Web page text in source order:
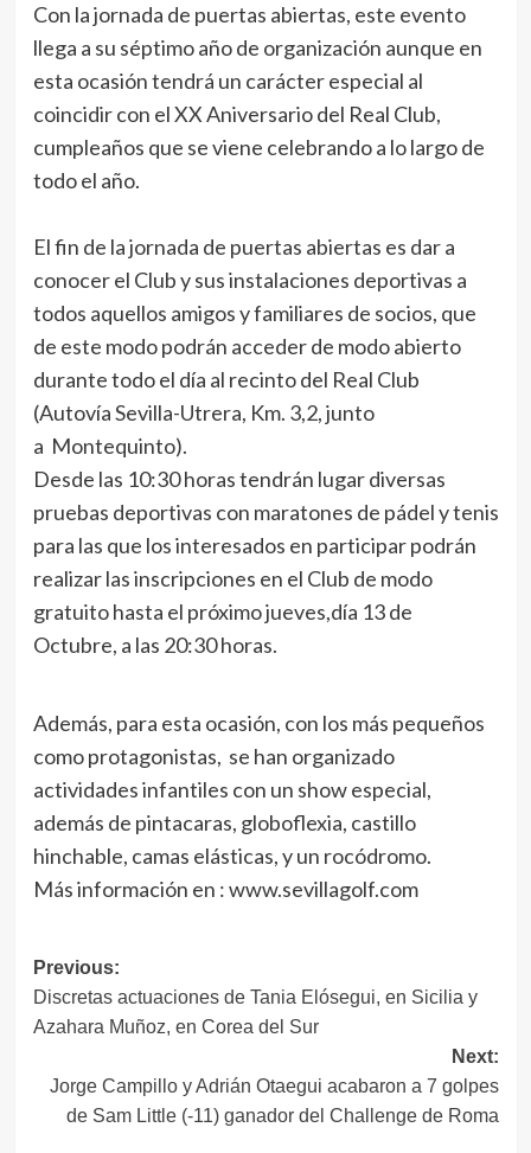
Con la jornada de puertas abiertas, este evento
llega a su séptimo año de organización aunque en
esta ocasión tendrá un carácter especial al
coincidir con el XX Aniversario del Real Club,
cumpleaños que se viene celebrando a lo largo de
todo el año.
El fin de la jornada de puertas abiertas es dar a
conocer el Club y sus instalaciones deportivas a
todos aquellos amigos y familiares de socios, que
de este modo podrán acceder de modo abierto
durante todo el día al recinto del Real Club
(Autovía Sevilla-Utrera, Km. 3,2, junto
a Montequinto).
Desde las 10:30 horas tendrán lugar diversas
pruebas deportivas con maratones de pádel y tenis
para las que los interesados en participar podrán
realizar las inscripciones en el Club de modo
gratuito hasta el próximo jueves,día 13 de
Octubre, a las 20:30 horas.
Además, para esta ocasión, con los más pequeños
como protagonistas, se han organizado
actividades infantiles con un show especial,
además de pintacaras, globoflexia, castillo
hinchable, camas elásticas, y un rocódromo.
Más información en : www.sevillagolf.com
Navegación
de
entradas
Previous:
Discretas actuaciones de Tania Elósegui, en Sicilia y
Azahara Muñoz, en Corea del Sur
Next:
Jorge Campillo y Adrián Otaegui acabaron a 7 golpes
de Sam Little (-11) ganador del Challenge de Roma